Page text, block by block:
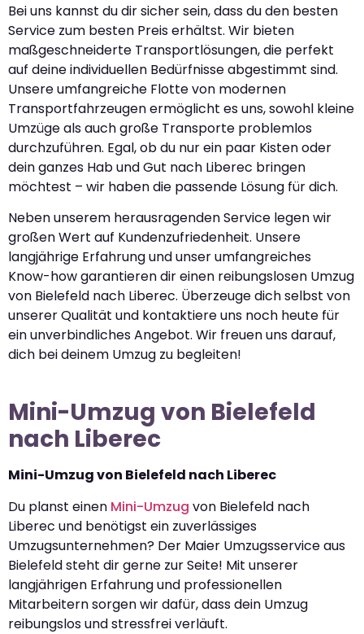
Bei uns kannst du dir sicher sein, dass du den besten
Service zum besten Preis erhältst. Wir bieten
maßgeschneiderte Transportlösungen, die perfekt
auf deine individuellen Bedürfnisse abgestimmt sind.
Unsere umfangreiche Flotte von modernen
Transportfahrzeugen ermöglicht es uns, sowohl kleine
Umzüge als auch große Transporte problemlos
durchzuführen. Egal, ob du nur ein paar Kisten oder
dein ganzes Hab und Gut nach Liberec bringen
möchtest – wir haben die passende Lösung für dich.
Neben unserem herausragenden Service legen wir
großen Wert auf Kundenzufriedenheit. Unsere
langjährige Erfahrung und unser umfangreiches
Know-how garantieren dir einen reibungslosen Umzug
von Bielefeld nach Liberec. Überzeuge dich selbst von
unserer Qualität und kontaktiere uns noch heute für
ein unverbindliches Angebot. Wir freuen uns darauf,
dich bei deinem Umzug zu begleiten!
Mini-Umzug von Bielefeld
nach Liberec
Mini-Umzug von Bielefeld nach Liberec
Du planst einen Mini-Umzug von Bielefeld nach
Liberec und benötigst ein zuverlässiges
Umzugsunternehmen? Der Maier Umzugsservice aus
Bielefeld steht dir gerne zur Seite! Mit unserer
langjährigen Erfahrung und professionellen
Mitarbeitern sorgen wir dafür, dass dein Umzug
reibungslos und stressfrei verläuft.